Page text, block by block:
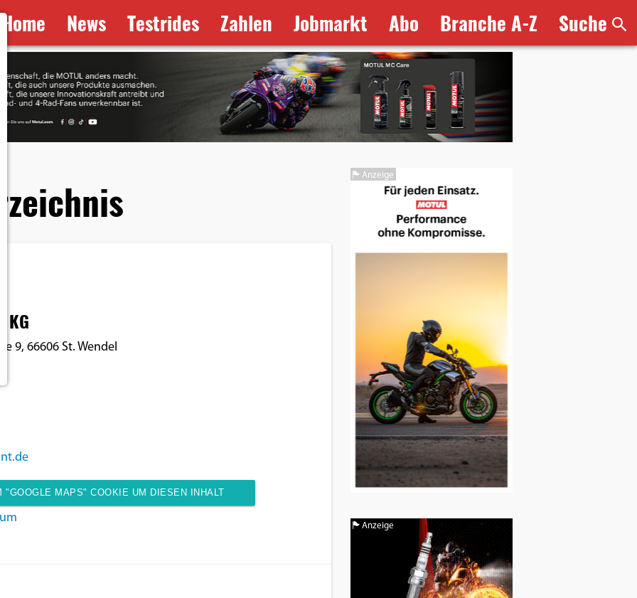
Home News Testrides Zahlen Jobmarkt Abo Branche A-Z Suche
KG
9, 66606 St. Wendel
"GOOGLE MAPS" COOKIE UM DIESEN INHALT
Anzeige
Anzeige